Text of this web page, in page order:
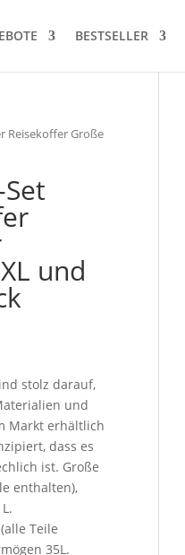
BESTSELLER
Reisekoffer Große
und
stolz darauf,
und
Markt erhältlich
dass es
ist. Große
enthalten),
Teile
35L.